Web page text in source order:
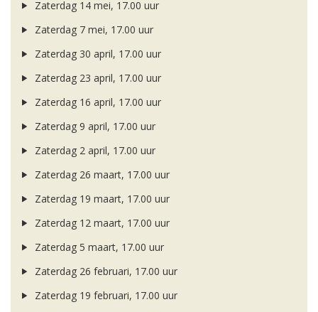
Zaterdag 14 mei, 17.00 uur
Zaterdag 7 mei, 17.00 uur
Zaterdag 30 april, 17.00 uur
Zaterdag 23 april, 17.00 uur
Zaterdag 16 april, 17.00 uur
Zaterdag 9 april, 17.00 uur
Zaterdag 2 april, 17.00 uur
Zaterdag 26 maart, 17.00 uur
Zaterdag 19 maart, 17.00 uur
Zaterdag 12 maart, 17.00 uur
Zaterdag 5 maart, 17.00 uur
Zaterdag 26 februari, 17.00 uur
Zaterdag 19 februari, 17.00 uur